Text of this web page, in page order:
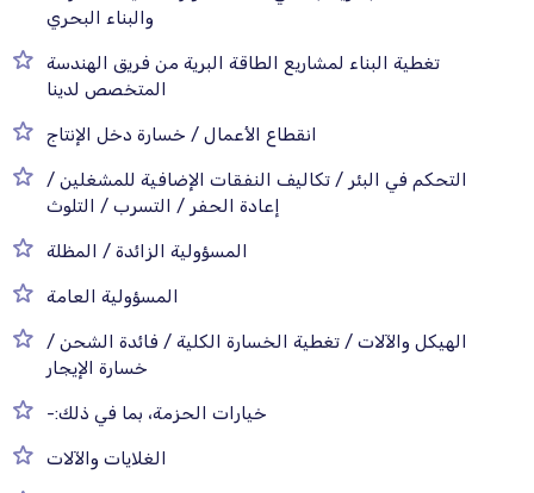
والبناء البحري
تغطية البناء لمشاريع الطاقة البرية من فريق الهندسة
المتخصص لدينا
انقطاع الأعمال / خسارة دخل الإنتاج
التحكم في البئر / تكاليف النفقات الإضافية للمشغلين /
إعادة الحفر / التسرب / التلوث
المسؤولية الزائدة / المظلة
المسؤولية العامة
الهيكل والآلات / تغطية الخسارة الكلية / فائدة الشحن /
خسارة الإيجار
خيارات الحزمة، بما في ذلك:-
الغلايات والآلات